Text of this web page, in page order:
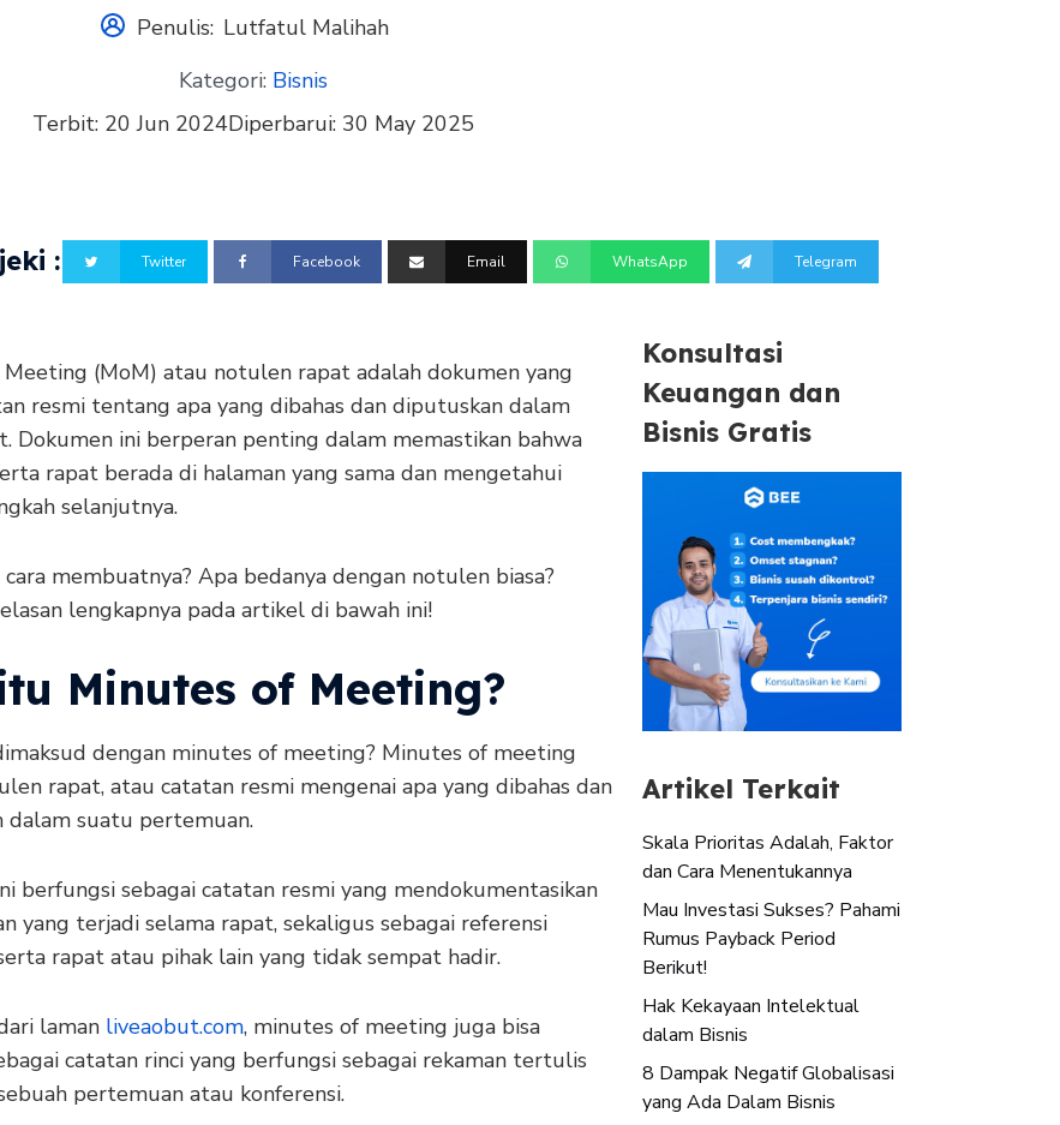
Penulis: Lutfatul Malihah
Kategori: Bisnis
Terbit: 20 Jun 2024Diperbarui: 30 May 2025
: Twitter Facebook Email WhatsApp Telegram
(MoM) atau notulen rapat adalah dokumen yang
resmi tentang apa yang dibahas dan diputuskan dalam
Dokumen ini berperan penting dalam memastikan bahwa
rapat berada di halaman yang sama dan mengetahui
selanjutnya.
cara membuatnya? Apa bedanya dengan notulen biasa?
lengkapnya pada artikel di bawah ini!
Minutes of Meeting?
dengan minutes of meeting? Minutes of meeting
rapat, atau catatan resmi mengenai apa yang dibahas dan
dalam suatu pertemuan.
berfungsi sebagai catatan resmi yang mendokumentasikan
yang terjadi selama rapat, sekaligus sebagai referensi
rapat atau pihak lain yang tidak sempat hadir.
laman liveaobut.com, minutes of meeting juga bisa
catatan rinci yang berfungsi sebagai rekaman tertulis
pertemuan atau konferensi.
Konsultasi
Keuangan dan
Bisnis Gratis
Artikel Terkait
Skala Prioritas Adalah, Faktor
dan Cara Menentukannya
Mau Investasi Sukses? Pahami
Rumus Payback Period
Berikut!
Hak Kekayaan Intelektual
dalam Bisnis
8 Dampak Negatif Globalisasi
yang Ada Dalam Bisnis